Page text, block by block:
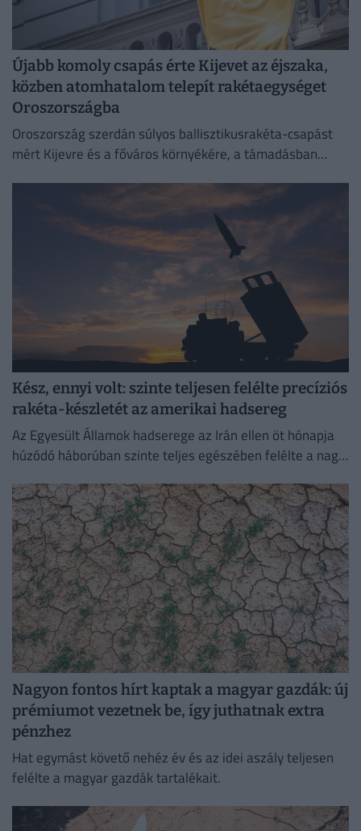
Újabb komoly csapás érte Kijevet az éjszaka,
közben atomhatalom telepít rakétaegységet
Oroszországba
Oroszország szerdán súlyos ballisztikusrakéta-csapást
mért Kijevre és a főváros környékére, a támadásban
Kész, ennyi volt: szinte teljesen felélte precíziós
rakéta-készletét az amerikai hadsereg
Az Egyesült Államok hadserege az Irán ellen öt hónapja
húzódó háborúban szinte teljes egészében felélte a nagy
Nagyon fontos hírt kaptak a magyar gazdák: új
prémiumot vezetnek be, így juthatnak extra
pénzhez
Hat egymást követő nehéz év és az idei aszály teljesen
felélte a magyar gazdák tartalékait.